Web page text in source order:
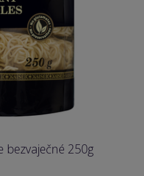
250g